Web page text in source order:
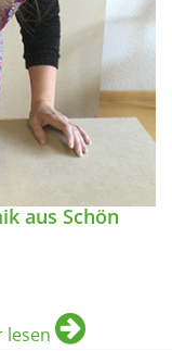
aus Schön
lesen